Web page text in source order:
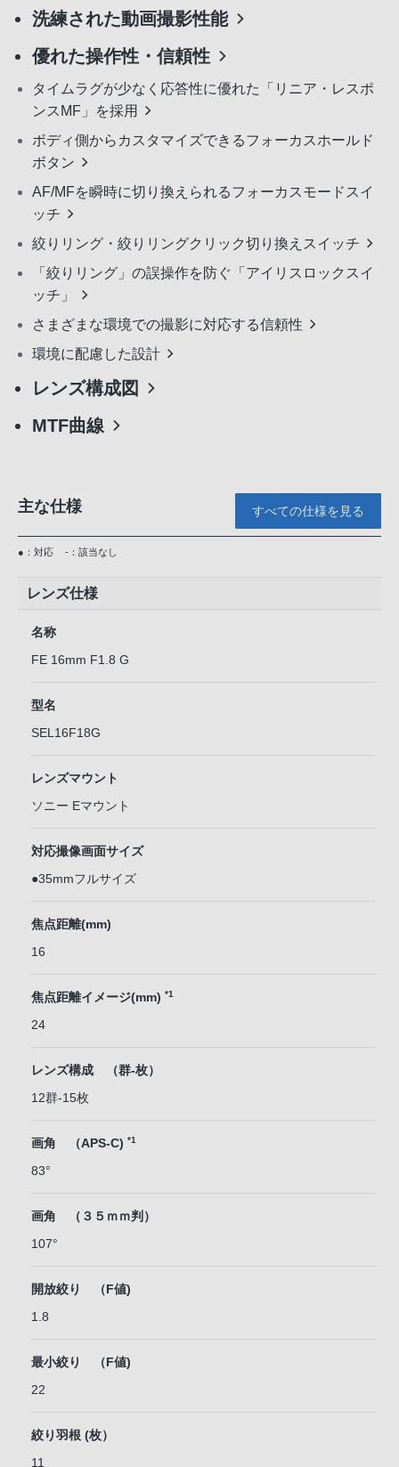
洗練された動画撮影性能
優れた操作性・信頼性
タイムラグが少なく応答性に優れた「リニア・レスポ
ンスMF」を採用
ボディ側からカスタマイズできるフォーカスホールド
ボタン
AF/MFを瞬時に切り換えられるフォーカスモードスイ
ッチ
絞りリング・絞りリングクリック切り換えスイッチ
「絞りリング」の誤操作を防ぐ「アイリスロックスイ
ッチ」
さまざまな環境での撮影に対応する信頼性
環境に配慮した設計
レンズ構成図
MTF曲線
主な仕様 すべての仕様を見る
●：対応 -：該当なし
レンズ仕様
名称
FE 16mm F1.8 G
型名
SEL16F18G
レンズマウント
ソニー Eマウント
対応撮像画面サイズ
●35mmフルサイズ
焦点距離(mm)
16
焦点距離イメージ(mm) *1
24
レンズ構成 （群-枚）
12群-15枚
画角 （APS-C) *1
83°
画角 （３５ｍｍ判）
107°
開放絞り （F値)
1.8
最小絞り （F値)
22
絞り羽根 (枚）
11